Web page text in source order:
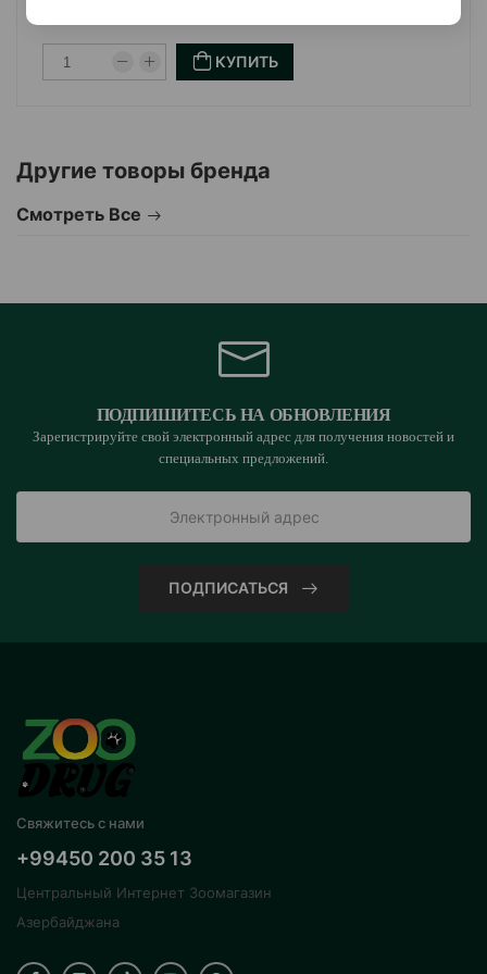
КУПИТЬ
Другие товоры бренда
Смотреть Все
ПОДПИШИТЕСЬ НА ОБНОВЛЕНИЯ
Зарегистрируйте свой электронный адрес для получения новостей и
специальных предложений.
ПОДПИСАТЬСЯ
Свяжитесь с нами
+99450 200 35 13
Центральный Интернет Зоомагазин
Азербайджана